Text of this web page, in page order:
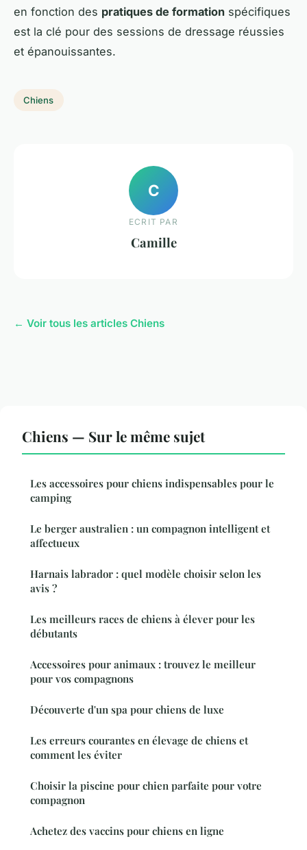
en fonction des pratiques de formation spécifiques
est la clé pour des sessions de dressage réussies
et épanouissantes.
Chiens
C
ECRIT PAR
Camille
← Voir tous les articles Chiens
Chiens — Sur le même sujet
Les accessoires pour chiens indispensables pour le
camping
Le berger australien : un compagnon intelligent et
affectueux
Harnais labrador : quel modèle choisir selon les
avis ?
Les meilleurs races de chiens à élever pour les
débutants
Accessoires pour animaux : trouvez le meilleur
pour vos compagnons
Découverte d'un spa pour chiens de luxe
Les erreurs courantes en élevage de chiens et
comment les éviter
Choisir la piscine pour chien parfaite pour votre
compagnon
Achetez des vaccins pour chiens en ligne